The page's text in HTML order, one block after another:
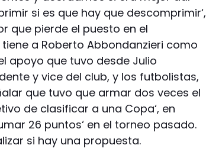
si es que hay que descomprimir‘,
que pierde el puesto en el
a Roberto Abbondanzieri como
apoyo que tuvo desde Julio
y vice del club, y los futbolistas,
que tuvo que armar dos veces el
de clasificar a una Copa‘, en
26 puntos‘ en el torneo pasado.
si hay una propuesta.